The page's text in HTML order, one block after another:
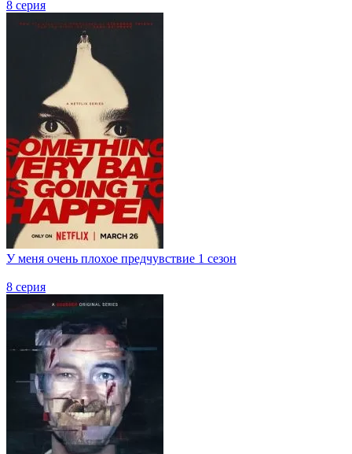
8 серия
У меня очень плохое предчувствие 1 сезон
8 серия